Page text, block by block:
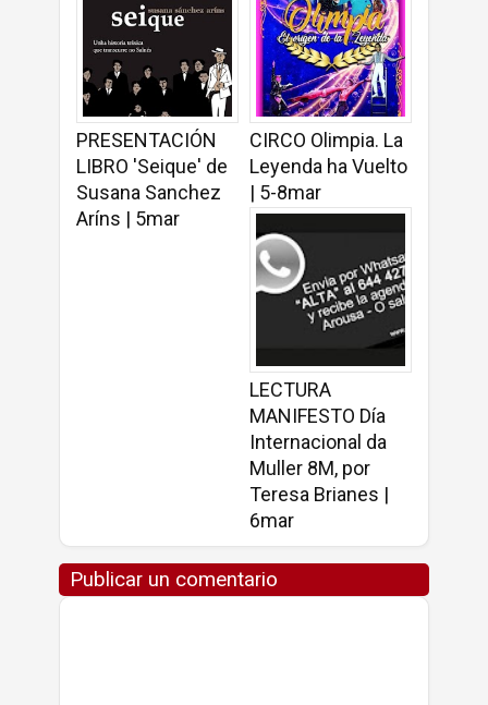
PRESENTACIÓN
LIBRO 'Seique' de
Susana Sanchez
Aríns | 5mar
CIRCO Olimpia. La
Leyenda ha Vuelto
| 5-8mar
LECTURA
MANIFESTO Día
Internacional da
Muller 8M, por
Teresa Brianes |
6mar
Publicar un comentario